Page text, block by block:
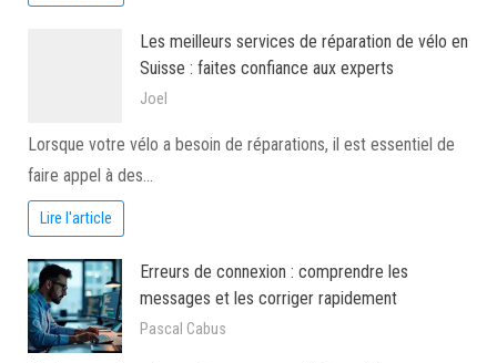
Les meilleurs services de réparation de vélo en
Suisse : faites confiance aux experts
Joel
Lorsque votre vélo a besoin de réparations, il est essentiel de
faire appel à des…
Lire l'article
Erreurs de connexion : comprendre les
messages et les corriger rapidement
Pascal Cabus